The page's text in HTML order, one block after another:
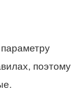
поэтому